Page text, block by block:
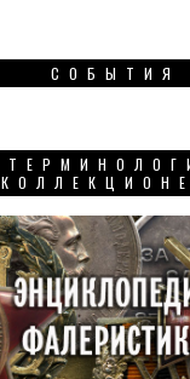
СОБЫТИЯ